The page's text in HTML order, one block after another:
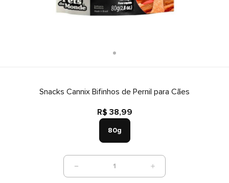
Snacks Cannix Bifinhos de Pernil para Cães
R$ 38,99
80g
1